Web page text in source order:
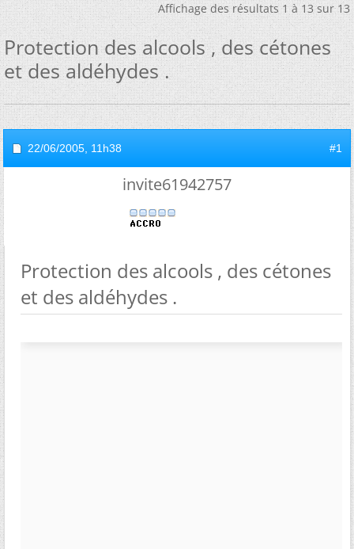
Affichage des résultats 1 à 13 sur 13
Protection des alcools , des cétones
et des aldéhydes .
22/06/2005, 11h38 #1
invite61942757
Protection des alcools , des cétones
et des aldéhydes .